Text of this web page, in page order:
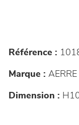
Référence :
Marque :
Dimension :